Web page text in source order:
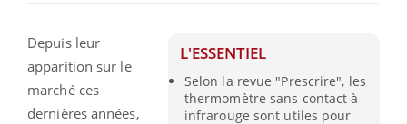
L'ESSENTIEL
Selon la revue "Prescrire", les
thermomètre sans contact à
infrarouge sont utiles pour
Depuis leur
apparition sur le
marché ces
dernières années,